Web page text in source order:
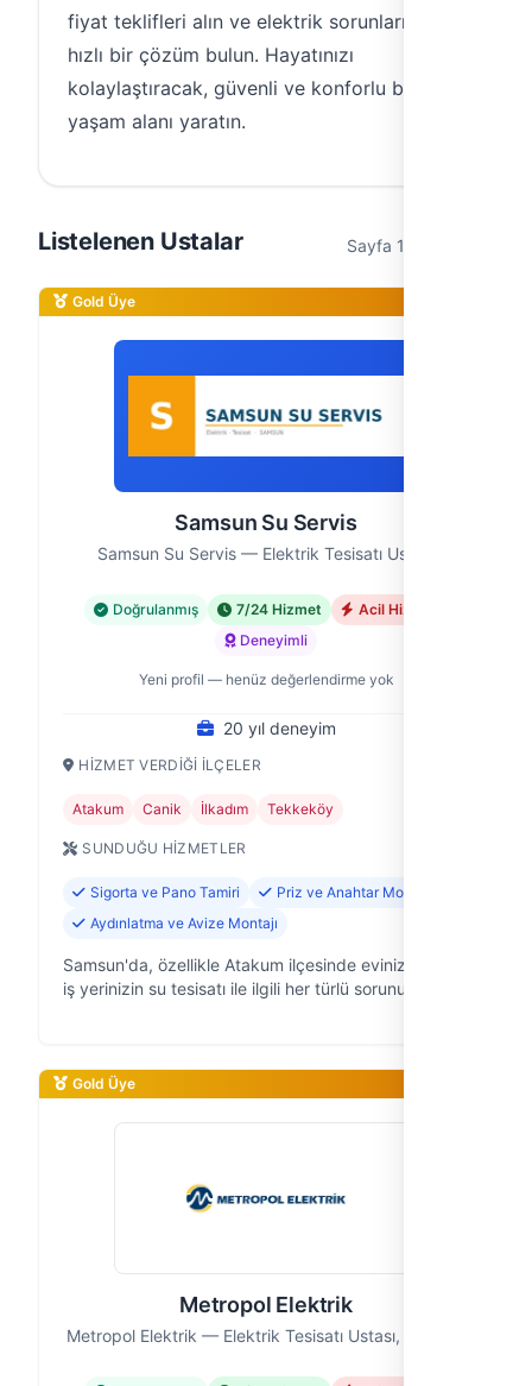
fiyat teklifleri alın ve elektrik sorunlarınıza
hızlı bir çözüm bulun. Hayatınızı
kolaylaştıracak, güvenli ve konforlu bir
yaşam alanı yaratın.
Listelenen Ustalar Sayfa 1 / 1 (5 usta)
Gold Üye
Samsun Su Servis
Samsun Su Servis — Elektrik Tesisatı Ustası
Doğrulanmış 7/24 Hizmet
Acil Hizmet
Deneyimli
Yeni profil — henüz değerlendirme yok
20 yıl deneyim
HIZMET VERDIĞI İLÇELER
Atakum Canik İlkadım Tekkeköy
SUNDUĞU HIZMETLER
Sigorta ve Pano Tamiri
Priz ve Anahtar Montajı
Aydınlatma ve Avize Montajı
Samsun'da, özellikle Atakum ilçesinde evinizin veya
iş yerinizin su tesisatı ile ilgili her türlü sorunu
Gold Üye
Metropol Elektrik
Metropol Elektrik — Elektrik Tesisatı Ustası, Samsun